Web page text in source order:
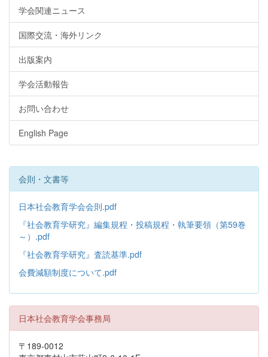
学会関連ニュース
国際交流・海外リンク
出版案内
学会活動報告
お問い合わせ
English Page
会則・文書等
日本社会教育学会会則.pdf
『社会教育学研究』編集規程・投稿規程・執筆要領（第59巻
～）.pdf
『社会教育学研究』査読基準.pdf
会費減額制度について.pdf
日本社会教育学会事務局
〒189-0012